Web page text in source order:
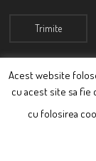
©
Acest website
cu acest site sa fie
cu folosirea